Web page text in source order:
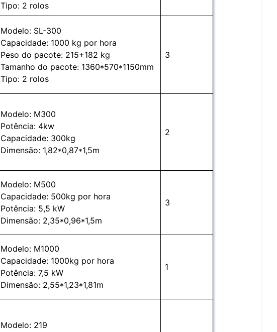
Tipo: 2 rolos
Modelo: SL-300
Capacidade: 1000 kg por hora
Peso do pacote: 215+182 kg
Tamanho do pacote: 1360*570*1150mm
Tipo: 2 rolos
3
Modelo: M300
Potência: 4kw
Capacidade: 300kg
Dimensão: 1,82*0,87*1,5m
2
Modelo: M500
Capacidade: 500kg por hora
Potência: 5,5 kW
Dimensão: 2,35*0,96*1,5m
3
Modelo: M1000
Capacidade: 1000kg por hora
Potência: 7,5 kW
Dimensão: 2,55*1,23*1,81m
1
Modelo: 219